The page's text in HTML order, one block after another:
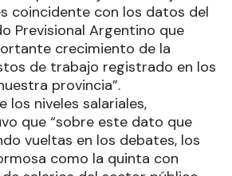
coincidente con los datos del
Previsional Argentino que
crecimiento de la
de trabajo registrado en los
provincia”.
los niveles salariales,
que “sobre este dato que
vueltas en los debates, los
como la quinta con